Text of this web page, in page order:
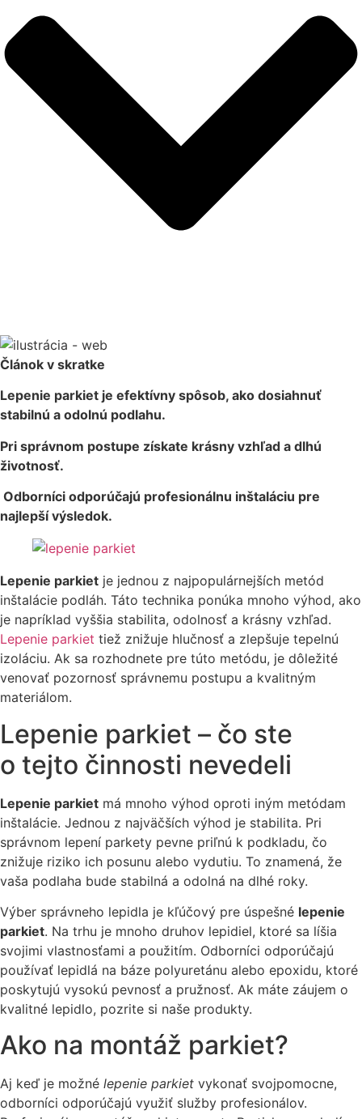
Článok v skratke
Lepenie parkiet je efektívny spôsob, ako dosiahnuť
stabilnú a odolnú podlahu.
Pri správnom postupe získate krásny vzhľad a dlhú
životnosť.
Odborníci odporúčajú profesionálnu inštaláciu pre
najlepší výsledok.
Lepenie parkiet je jednou z najpopulárnejších metód
inštalácie podláh. Táto technika ponúka mnoho výhod, ako
je napríklad vyššia stabilita, odolnosť a krásny vzhľad.
Lepenie parkiet tiež znižuje hlučnosť a zlepšuje tepelnú
izoláciu. Ak sa rozhodnete pre túto metódu, je dôležité
venovať pozornosť správnemu postupu a kvalitným
materiálom.
Lepenie parkiet – čo ste
o tejto činnosti nevedeli
Lepenie parkiet má mnoho výhod oproti iným metódam
inštalácie. Jednou z najväčších výhod je stabilita. Pri
správnom lepení parkety pevne priľnú k podkladu, čo
znižuje riziko ich posunu alebo vydutiu. To znamená, že
vaša podlaha bude stabilná a odolná na dlhé roky.
Výber správneho lepidla je kľúčový pre úspešné lepenie
parkiet. Na trhu je mnoho druhov lepidiel, ktoré sa líšia
svojimi vlastnosťami a použitím. Odborníci odporúčajú
používať lepidlá na báze polyuretánu alebo epoxidu, ktoré
poskytujú vysokú pevnosť a pružnosť. Ak máte záujem o
kvalitné lepidlo, pozrite si naše produkty.
Ako na montáž parkiet?
Aj keď je možné lepenie parkiet vykonať svojpomocne,
odborníci odporúčajú využiť služby profesionálov.